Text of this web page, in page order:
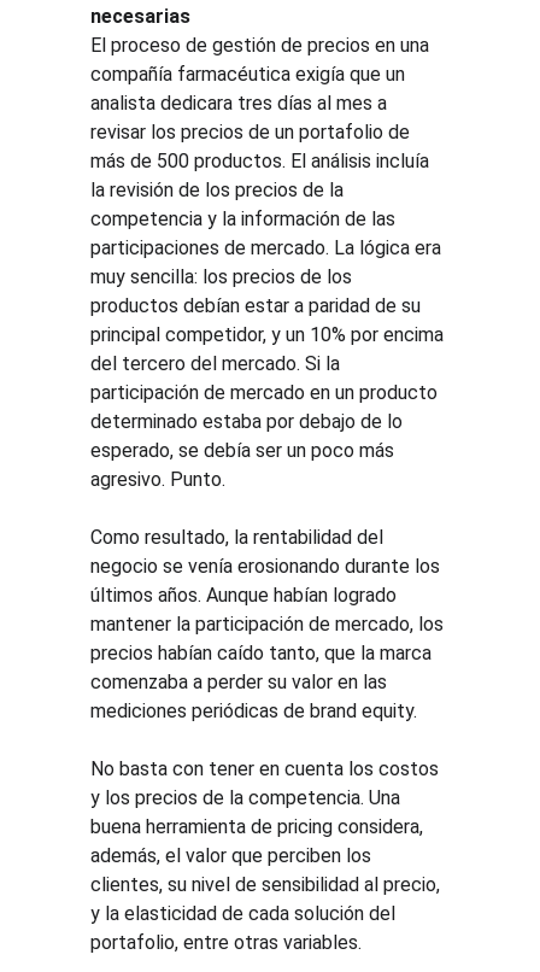
necesarias
El proceso de gestión de precios en una
compañía farmacéutica exigía que un
analista dedicara tres días al mes a
revisar los precios de un portafolio de
más de 500 productos. El análisis incluía
la revisión de los precios de la
competencia y la información de las
participaciones de mercado. La lógica era
muy sencilla: los precios de los
productos debían estar a paridad de su
principal competidor, y un 10% por encima
del tercero del mercado. Si la
participación de mercado en un producto
determinado estaba por debajo de lo
esperado, se debía ser un poco más
agresivo. Punto.
Como resultado, la rentabilidad del
negocio se venía erosionando durante los
últimos años. Aunque habían logrado
mantener la participación de mercado, los
precios habían caído tanto, que la marca
comenzaba a perder su valor en las
mediciones periódicas de brand equity.
No basta con tener en cuenta los costos
y los precios de la competencia. Una
buena herramienta de pricing considera,
además, el valor que perciben los
clientes, su nivel de sensibilidad al precio,
y la elasticidad de cada solución del
portafolio, entre otras variables.